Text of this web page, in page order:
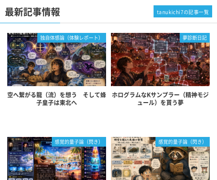
最新記事情報
独自体感論（体験レポート）
空へ繋がる龍（流）を想う そして蜂
子皇子は東北へ
夢診断日記
ホログラムなKサンプラー（精神モジ
ュール）を貰う夢
感覚的量子論（閃き） 感覚的量子論（閃き）
tanukichi7の記事一覧